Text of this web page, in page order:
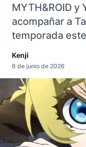
MYTH&ROID y
acompañar a
temporada
Kenji
6 de junio de 2026